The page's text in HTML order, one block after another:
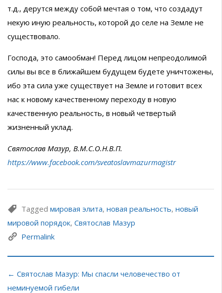
т.д., дерутся между собой мечтая о том, что создадут
некую иную реальность, которой до селе на Земле не
существовало.
Господа, это самообман! Перед лицом непреодолимой
силы вы все в ближайшем будущем будете уничтожены,
ибо эта сила уже существует на Земле и готовит всех
нас к новому качественному переходу в новую
качественную реальность, в новый четвертый
жизненный уклад.
Святослав Мазур, В.М.С.О.Н.В.П.
https://www.facebook.com/sveatoslavmazurmagistr
Tagged мировая элита, новая реальность, новый
мировой порядок, Святослав Мазур
Permalink
← Святослав Мазур: Мы спасли человечество от
неминуемой гибели